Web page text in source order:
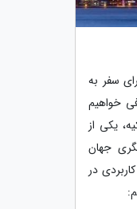
سفر به
خواهیم
یکی از
جهان
در